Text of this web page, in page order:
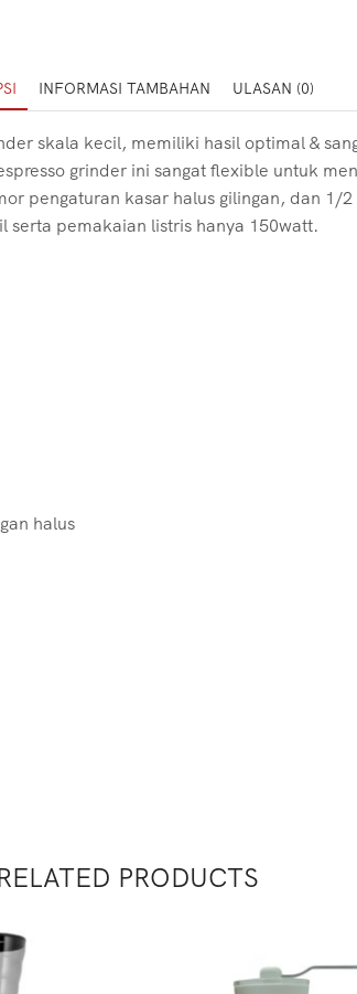
INFORMASI TAMBAHAN ULASAN (0)
skala kecil, memiliki hasil optimal &
grinder ini sangat flexible untuk
pengaturan kasar halus gilingan, dan 1/
serta pemakaian listris hanya 150watt.
halus
PRODUCTS